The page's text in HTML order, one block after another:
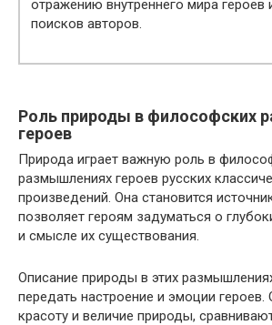
отражению внутреннего мира героев
поисков авторов.
Роль природы в философских
героев
Природа играет важную роль в
размышлениях героев русских
произведений. Она становится
позволяет героям задуматься о
и смысле их существования.
Описание природы в этих
передать настроение и эмоции
красоту и величие природы,